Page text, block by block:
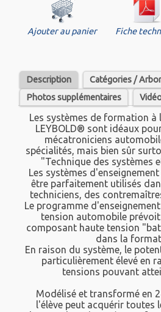
Ajouter au panier Fiche
Description Catégories /
Photos supplémentaires
Les systèmes de formation
LEYBOLD® sont idéaux
mécatroniciens
spécialités, mais bien sûr
"Technique des systèmes
Les systèmes
être parfaitement utilisés
techniciens, des
Le programme
tension automobile
composant haute tension
dans la
En raison du système, le
particulièrement élevé en
tensions pouvant
Modélisé et transformé en
l'élève peut acquérir toutes